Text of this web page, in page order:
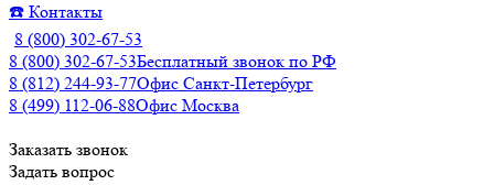
☎️ Контакты
8 (800) 302-67-53
8 (800) 302-67-53Бесплатный звонок по РФ
8 (812) 244-93-77Офис Санкт-Петербург
8 (499) 112-06-88Офис Москва
Заказать звонок
Задать вопрос